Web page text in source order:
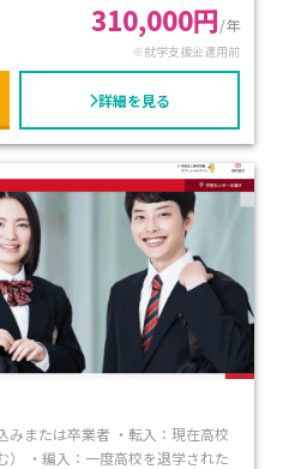
310,000円/年
※就学支援金適用前
詳細を見る
みまたは卒業者 ・転入：現在高校
） ・編入：一度高校を退学された